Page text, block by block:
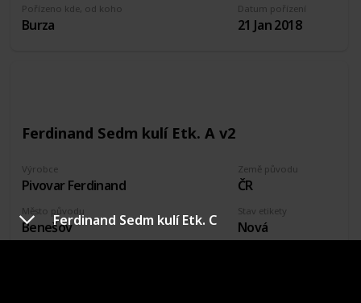
Ferdinand Sedm kulí Etk. C
Pořízeno kde, od koho
Burza
Datum pořízení
21 Jan 2018
Ferdinand Sedm kulí Etk. A v2
Výrobce
Pivovar Ferdinand
Země původu
ČR
Stav etikety
Nová
Město původu
Benešov